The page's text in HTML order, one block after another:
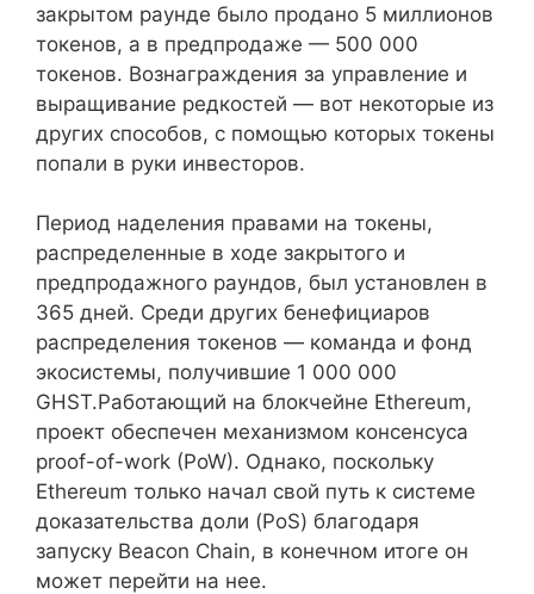
закрытом раунде было продано 5 миллионов
токенов, а в предпродаже — 500 000
токенов. Вознаграждения за управление и
выращивание редкостей — вот некоторые из
других способов, с помощью которых токены
попали в руки инвесторов.
Период наделения правами на токены,
распределенные в ходе закрытого и
предпродажного раундов, был установлен в
365 дней. Среди других бенефициаров
распределения токенов — команда и фонд
экосистемы, получившие 1 000 000
GHST.Работающий на блокчейне Ethereum,
проект обеспечен механизмом консенсуса
proof-of-work (PoW). Однако, поскольку
Ethereum только начал свой путь к системе
доказательства доли (PoS) благодаря
запуску Beacon Chain, в конечном итоге он
может перейти на нее.